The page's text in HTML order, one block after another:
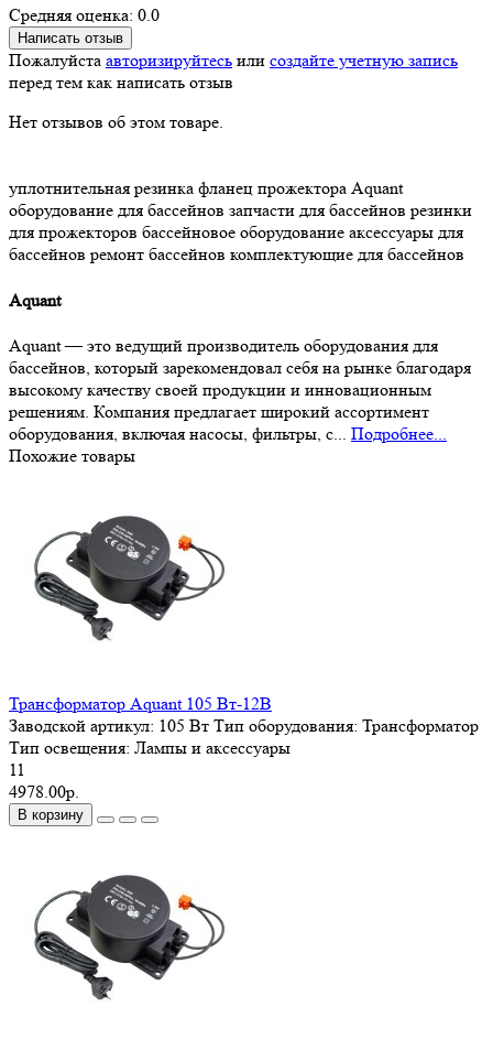
Средняя оценка: 0.0
Написать отзыв
Пожалуйста авторизируйтесь или создайте учетную запись
перед тем как написать отзыв
Нет отзывов об этом товаре.
уплотнительная резинка фланец прожектора Aquant
оборудование для бассейнов запчасти для бассейнов резинки
для прожекторов бассейновое оборудование аксессуары для
бассейнов ремонт бассейнов комплектующие для бассейнов
Aquant
Aquant — это ведущий производитель оборудования для
бассейнов, который зарекомендовал себя на рынке благодаря
высокому качеству своей продукции и инновационным
решениям. Компания предлагает широкий ассортимент
оборудования, включая насосы, фильтры, с... Подробнее...
Похожие товары
Трансформатор Aquant 105 Вт-12В
Заводской артикул: 105 Вт Тип оборудования: Трансформатор
Тип освещения: Лампы и аксессуары
11
4978.00р.
В корзину